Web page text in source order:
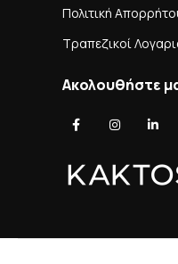
Πολιτική
Τραπεζικοί
Ακολουθήστε